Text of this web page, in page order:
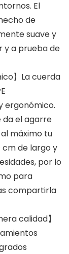
El
de
suave y
y a prueba de
】La cuerda
ergonómico.
da el agarre
máximo tu
de largo y
por lo
para
compartirla
calidad】